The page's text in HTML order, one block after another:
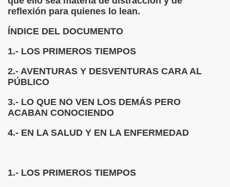
reflexión para quienes lo lean.
ÍNDICE DEL DOCUMENTO
1.- LOS PRIMEROS TIEMPOS
2.- AVENTURAS Y DESVENTURAS CARA AL
PÚBLICO
3.- LO QUE NO VEN LOS DEMÁS PERO
ACABAN CONOCIENDO
4.- EN LA SALUD Y EN LA ENFERMEDAD
1.- LOS PRIMEROS TIEMPOS
Jesús Sánchez Oliva)
Jesús Cañamares)
Martín Figueroa)
a Louis Braille (Alberto Gil)